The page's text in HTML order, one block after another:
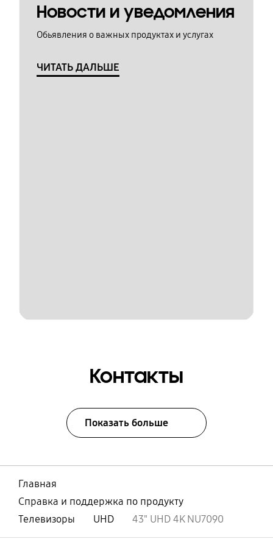
Новости и уведомления
Обьявления о важных продуктах и услугах
ЧИТАТЬ ДАЛЬШЕ
Контакты
Показать больше
Главная
Справка и поддержка по продукту
Телевизоры
UHD 43" UHD 4K NU7090